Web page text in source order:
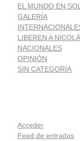
EL MUNDO EN
GALERÍA
LIBEREN A
NACIONALES
OPINIÓN
SIN CATEGORÍA
Acceder
Feed de entradas